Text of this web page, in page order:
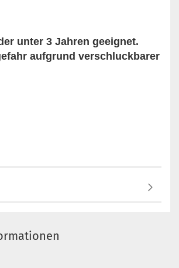
unter 3 Jahren geeignet.
aufgrund verschluckbarer